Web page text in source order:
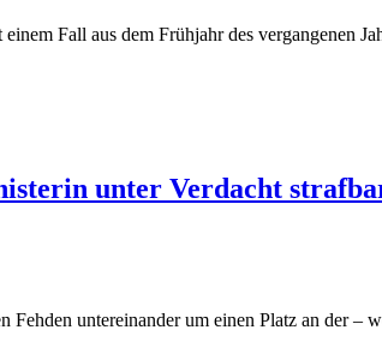
Fall aus dem Frühjahr des vergangenen
unter Verdacht
untereinander um einen Platz an der –